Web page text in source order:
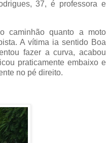
37, é professora e
caminhão quanto a moto
A vítima ia sentido Boa
fazer a curva, acabou
praticamente embaixo e
no pé direito.